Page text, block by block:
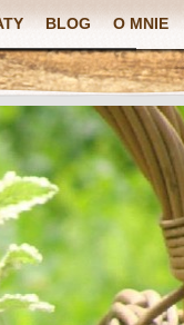
BLOG O MNIE